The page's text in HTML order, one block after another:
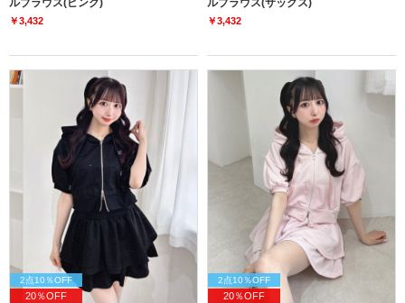
ルブラウス(ピンク)
￥3,432
ルブラウス(サックス)
￥3,432
2点10％OFF
20％OFF
2点10％OFF
20％OFF